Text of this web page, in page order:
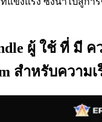
ผู้ ใช้ ที่ มี
สําหรับความ